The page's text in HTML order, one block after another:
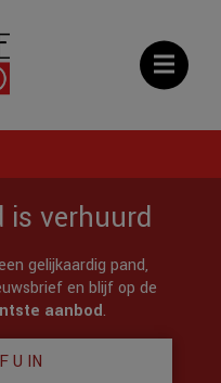
is verhuurd
gelijkaardig pand,
en blijf op de
aanbod.
U IN